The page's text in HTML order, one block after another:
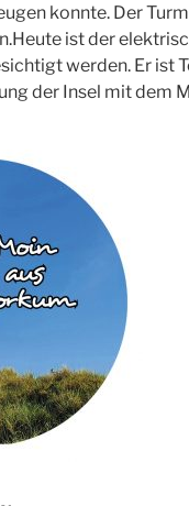
konnte. Der
ist der
werden. Er ist
der Insel mit dem